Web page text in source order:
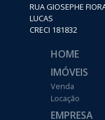
RUA GIOSEPHE
LUCAS
CRECI 181832
HOME
IMÓVEIS
Venda
Locação
EMPRESA